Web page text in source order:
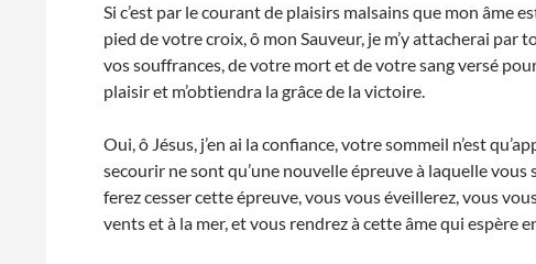
Si c’est par le courant de plaisirs malsains que mon âme
pied de votre croix, ô mon Sauveur, je m’y attacherai par
vos souffrances, de votre mort et de votre sang versé
plaisir et m’obtiendra la grâce de la victoire.
Oui, ô Jésus, j’en ai la confiance, votre sommeil n’est
secourir ne sont qu’une nouvelle épreuve à laquelle
ferez cesser cette épreuve, vous vous éveillerez, vous
vents et à la mer, et vous rendrez à cette âme qui espère